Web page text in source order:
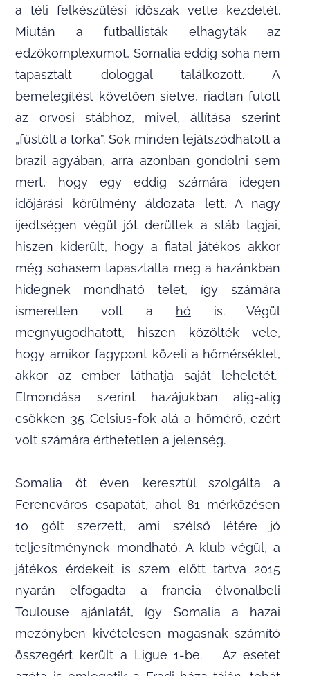
a téli felkészülési időszak vette kezdetét.
Miután a futballisták elhagyták az
edzőkomplexumot, Somalia eddig soha nem
tapasztalt dologgal találkozott. A
bemelegítést követően sietve, riadtan futott
az orvosi stábhoz, mivel, állítása szerint
„füstölt a torka”. Sok minden lejátszódhatott a
brazil agyában, arra azonban gondolni sem
mert, hogy egy eddig számára idegen
időjárási körülmény áldozata lett. A nagy
ijedtségen végül jót derültek a stáb tagjai,
hiszen kiderült, hogy a fiatal játékos akkor
még sohasem tapasztalta meg a hazánkban
hidegnek mondható telet, így számára
ismeretlen volt a
hó is. Végül
megnyugodhatott, hiszen közölték vele,
hogy amikor fagypont közeli a hőmérséklet,
akkor az ember láthatja saját leheletét.
Elmondása szerint hazájukban alig-alig
csökken 35 Celsius-fok alá a hőmérő, ezért
volt számára érthetetlen a jelenség.
Somalia öt éven keresztül szolgálta a
Ferencváros csapatát, ahol 81 mérkőzésen
10 gólt szerzett, ami szélső létére jó
teljesítménynek mondható. A klub végül, a
játékos érdekeit is szem előtt tartva 2015
nyarán elfogadta a francia élvonalbeli
Toulouse ajánlatát, így Somalia a hazai
mezőnyben kivételesen magasnak számító
összegért került a Ligue 1-be. Az esetet